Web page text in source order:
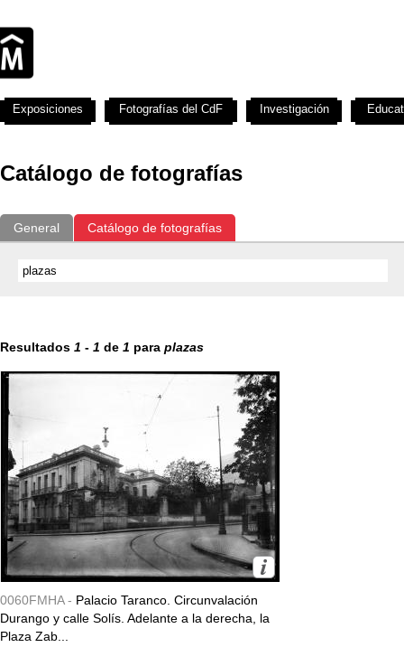
Catálogo de fotografías
General Catálogo de fotografías
Resultados 1 - 1 de 1 para plazas
0060FMHA - Palacio Taranco. Circunvalación
Durango y calle Solís. Adelante a la derecha, la
Plaza Zab...
Exposiciones Fotografías del CdF Investigación